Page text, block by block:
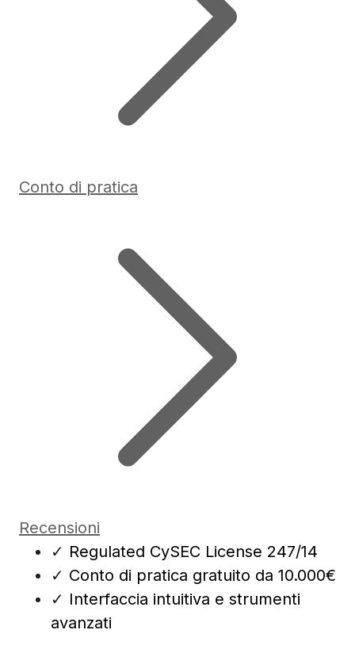
Conto di pratica
Recensioni
✓ Regulated CySEC License 247/14
✓ Conto di pratica gratuito da 10.000€
✓ Interfaccia intuitiva e strumenti
avanzati